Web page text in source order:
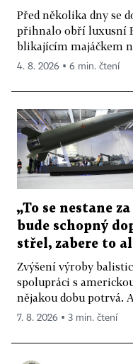
Před několika dny se
přihnalo obří luxusní
blikajícím majáčkem
4. 8. 2026 ▪ 6 min. čtení
„To se nestane
bude schopný
střel, zabere to
Zvýšení výroby
spolupráci s
nějakou dobu potrvá.
7. 8. 2026 ▪ 3 min. čtení